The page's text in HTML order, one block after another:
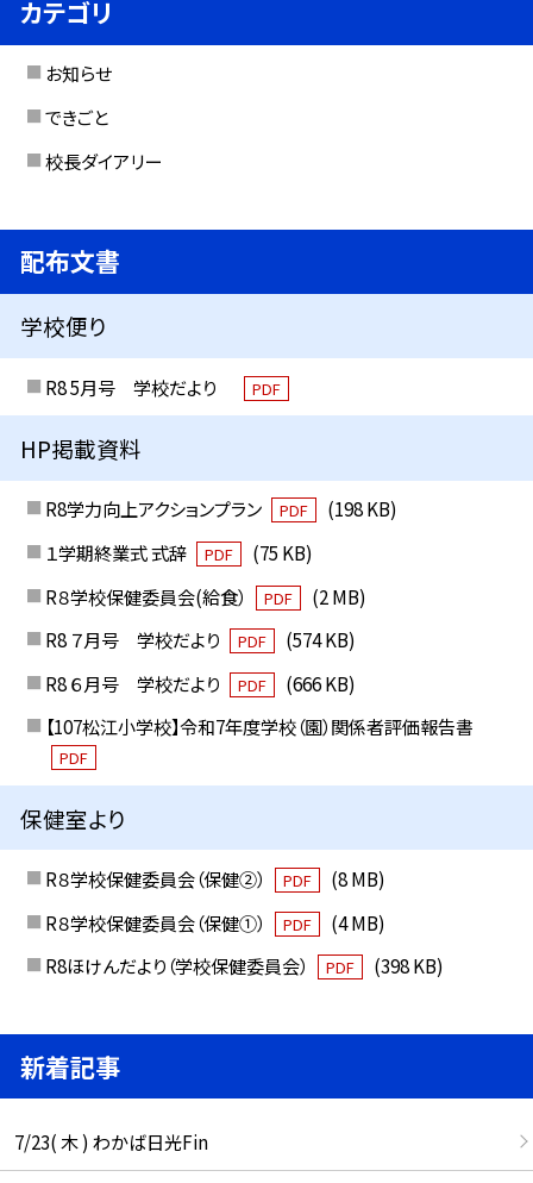
カテゴリ
お知らせ
できごと
校長ダイアリー
配布文書
学校便り
R8 5月号 学校だより PDF
HP掲載資料
R8学力向上アクションプラン PDF
(198 KB)
１学期終業式 式辞
PDF
(75 KB)
R８学校保健委員会(給食）
PDF
(2 MB)
R8 ７月号 学校だより
PDF
(574 KB)
R8 ６月号 学校だより
PDF
(666 KB)
【107松江小学校】令和7年度学校（園）関係者評価報告書
PDF
保健室より
R８学校保健委員会（保健②） PDF
(8 MB)
R８学校保健委員会（保健①）
PDF
(4 MB)
R8ほけんだより（学校保健委員会）
PDF (398 KB)
新着記事
7/23( 木 ) わかば日光Fin